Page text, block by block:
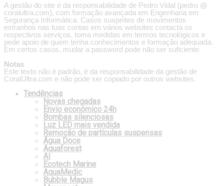
A gestão do site é da responsabilidade de Pedro Vidal (pedro @
coralultra.com), com formação avançada em Engenharia em
Segurança Informática. Casos suspeites de movimentos
estranhos nas tuas contas em vários websites contacta os
respectivos serviços, toma medidas em termos tecnológicos e
pede apoio de quem tenha conhecimentos e formação adequada.
Em certos casos, mudar a password pode não ser suficiente.
Notas
Este texto não é padrão, é da responsabilidade da gestão de
CoralUltra.com e não pode ser copiado por outros websites.
Tendências
Novas chegadas
Envio económico 24h
Bombas silenciosas
Luz LED mais vendida
Remoção de partículas suspensas
Água Doce
Aquaforest
AI
Ecotech Marine
AquaMedic
Bubble Magus